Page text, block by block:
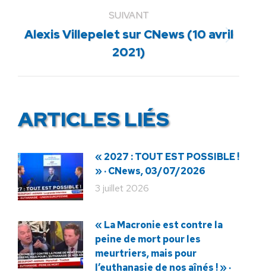
SUIVANT
Article
suivant
Alexis Villepelet sur CNews (10 avril
2021)
ARTICLES LIÉS
« 2027 : TOUT EST POSSIBLE !
» · CNews, 03/07/2026
3 juillet 2026
« La Macronie est contre la
peine de mort pour les
meurtriers, mais pour
l’euthanasie de nos aînés ! » ·